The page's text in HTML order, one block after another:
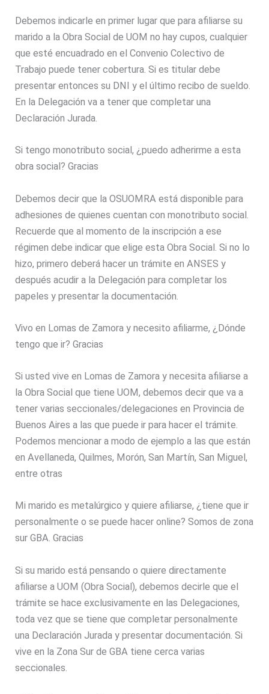
Debemos indicarle en primer lugar que para afiliarse su
marido a la Obra Social de UOM no hay cupos, cualquier
que esté encuadrado en el Convenio Colectivo de
Trabajo puede tener cobertura. Si es titular debe
presentar entonces su DNI y el último recibo de sueldo.
En la Delegación va a tener que completar una
Declaración Jurada.
Si tengo monotributo social, ¿puedo adherirme a esta
obra social? Gracias
Debemos decir que la OSUOMRA está disponible para
adhesiones de quienes cuentan con monotributo social.
Recuerde que al momento de la inscripción a ese
régimen debe indicar que elige esta Obra Social. Si no lo
hizo, primero deberá hacer un trámite en ANSES y
después acudir a la Delegación para completar los
papeles y presentar la documentación.
Vivo en Lomas de Zamora y necesito afiliarme, ¿Dónde
tengo que ir? Gracias
Si usted vive en Lomas de Zamora y necesita afiliarse a
la Obra Social que tiene UOM, debemos decir que va a
tener varias seccionales/delegaciones en Provincia de
Buenos Aires a las que puede ir para hacer el trámite.
Podemos mencionar a modo de ejemplo a las que están
en Avellaneda, Quilmes, Morón, San Martín, San Miguel,
entre otras
Mi marido es metalúrgico y quiere afiliarse, ¿tiene que ir
personalmente o se puede hacer online? Somos de zona
sur GBA. Gracias
Si su marido está pensando o quiere directamente
afiliarse a UOM (Obra Social), debemos decirle que el
trámite se hace exclusivamente en las Delegaciones,
toda vez que se tiene que completar personalmente
una Declaración Jurada y presentar documentación. Si
vive en la Zona Sur de GBA tiene cerca varias
seccionales.